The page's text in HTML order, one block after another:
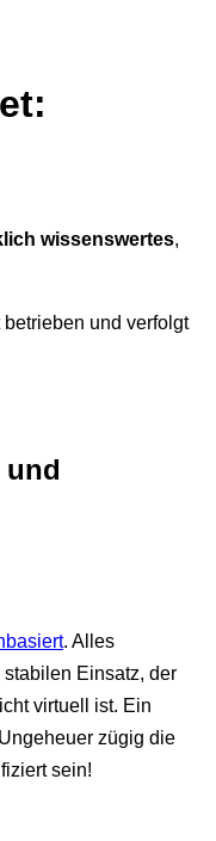
wissenswertes,
und verfolgt
und
. Alles
Einsatz, der
virtuell ist. Ein
zügig die
sein!